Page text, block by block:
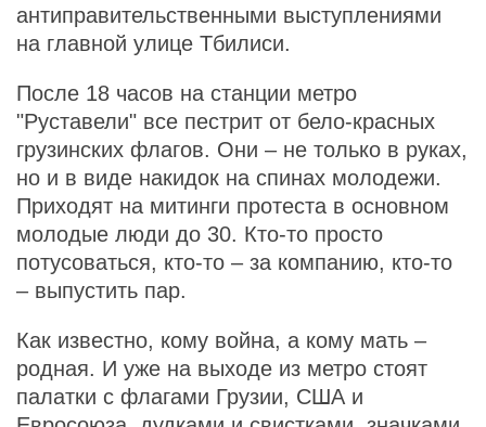
антиправительственными выступлениями
на главной улице Тбилиси.
После 18 часов на станции метро
"Руставели" все пестрит от бело-красных
грузинских флагов. Они – не только в руках,
но и в виде накидок на спинах молодежи.
Приходят на митинги протеста в основном
молодые люди до 30. Кто-то просто
потусоваться, кто-то – за компанию, кто-то
– выпустить пар.
Как известно, кому война, а кому мать –
родная. И уже на выходе из метро стоят
палатки с флагами Грузии, США и